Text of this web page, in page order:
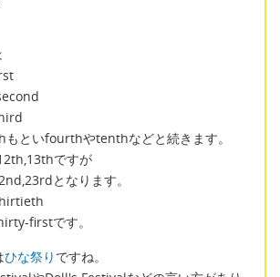
といfourthやtenthなどと続きます。
ですが
となります。
firstです。
ひな祭り ですね。